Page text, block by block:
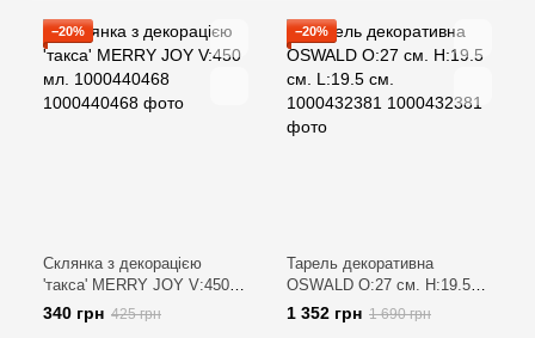
−20%
Склянка з декорацією
'такса' MERRY JOY V:450
мл. 1000440468
340 грн 425 грн
−20%
Тарель декоративна
OSWALD O:27 см. H:19.5
см. L:19.5 см. 1000432381
1 352 грн 1 690 грн